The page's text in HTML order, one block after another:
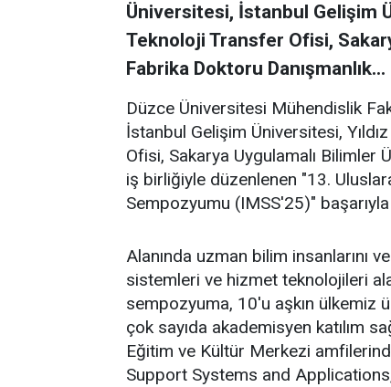
Üniversitesi, İstanbul Gelişim
Teknoloji Transfer Ofisi,
Fabrika Doktoru Danışmanlık...
Düzce Üniversitesi Mühendislik
İstanbul Gelişim Üniversitesi,
Ofisi, Sakarya Uygulamalı Bilimler
iş birliğiyle düzenlenen "13.
Sempozyumu (IMSS'25)"
Alanında uzman bilim insanlarını
sistemleri ve hizmet teknolojileri
sempozyuma, 10'u aşkın ülkemiz
çok sayıda akademisyen katılım
Eğitim ve Kültür Merkezi
Support Systems and